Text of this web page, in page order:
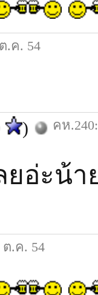
.ค. 54
) คห
ยอ่ะน้า
ต.ค. 54